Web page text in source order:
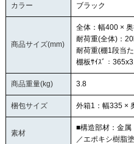
カラー ブラック
商品サイズ(mm)
全体：幅400 ×
耐荷重(全体)：
耐荷重(棚1段当
棚板ｻｲｽﾞ：
商品重量(kg) 3.8
梱包サイズ 外箱1：幅335 ×
素材
■構造部材：金
／エポキシ樹脂